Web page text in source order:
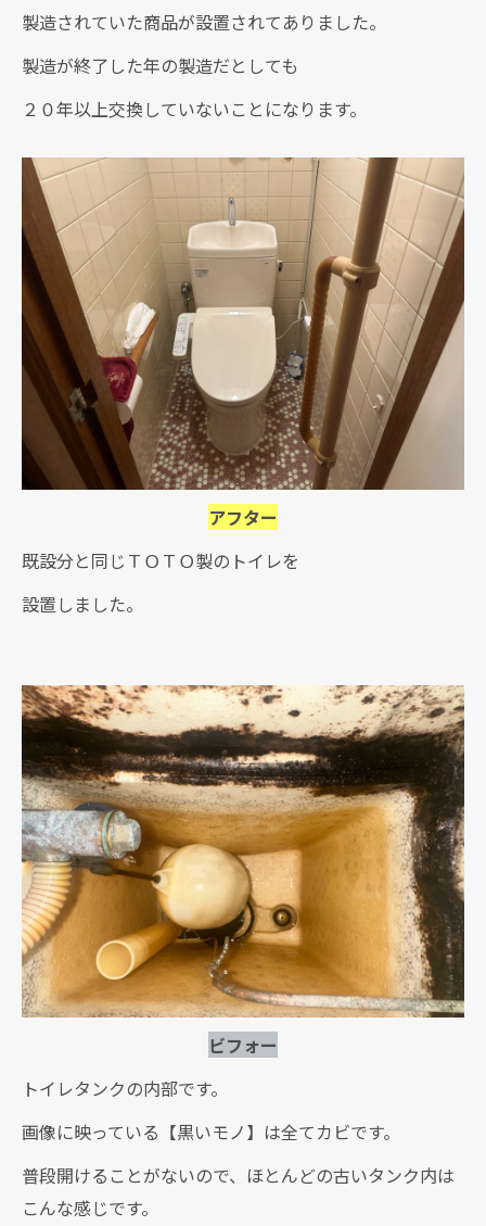
製造されていた商品が設置されてありました。
製造が終了した年の製造だとしても
２０年以上交換していないことになります。
アフター
既設分と同じＴＯＴＯ製のトイレを
設置しました。
ビフォー
トイレタンクの内部です。
画像に映っている【黒いモノ】は全てカビです。
普段開けることがないので、ほとんどの古いタンク内は
こんな感じです。